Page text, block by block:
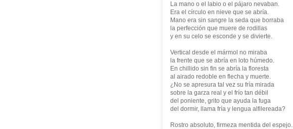
La mano o el labio o el pájaro nevaban.
Era el círculo en nieve que se abría.
Mano era sin sangre la seda que borraba
la perfección que muere de rodillas
y en su celo se esconde y se divierte.
Vertical desde el mármol no miraba
la frente que se abría en loto húmedo.
En chillido sin fin se abría la floresta
al airado redoble en flecha y muerte.
¿No se apresura tal vez su fría mirada
sobre la garza real y el frío tan débil
del poniente, grito que ayuda la fuga
del dormir, llama fría y lengua alfilereada?
Rostro absoluto, firmeza mentida del espejo.